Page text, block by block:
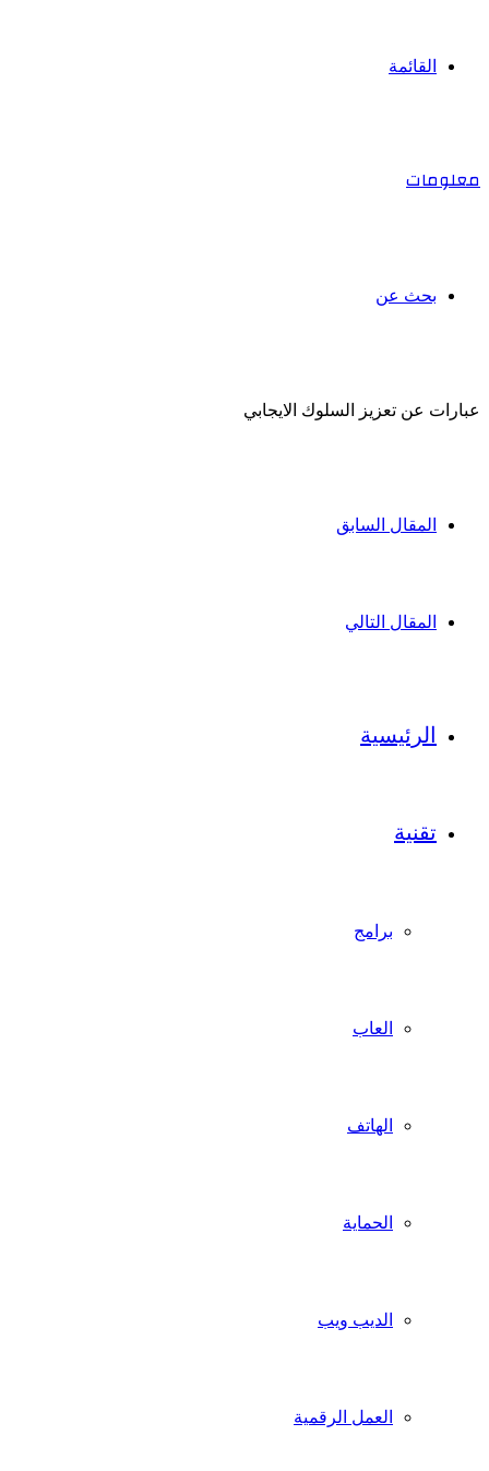
القائمة
معلومات
بحث عن
عبارات عن تعزيز السلوك الايجابي
المقال السابق
المقال التالي
الرئيسية
تقنية
برامج
العاب
الهاتف
الحماية
الديب ويب
العمل الرقمية